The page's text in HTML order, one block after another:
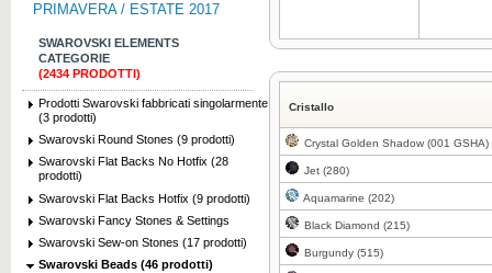
PRIMAVERA / ESTATE 2017
SWAROVSKI ELEMENTS
CATEGORIE
(2434 PRODOTTI)
Prodotti Swarovski fabbricati singolarmente
(3 prodotti)
Swarovski Round Stones (9 prodotti)
Swarovski Flat Backs No Hotfix (28
prodotti)
Swarovski Flat Backs Hotfix (9 prodotti)
Swarovski Fancy Stones & Settings
Swarovski Sew-on Stones (17 prodotti)
Swarovski Beads (46 prodotti)
Cristallo
Crystal Golden Shadow (001 GSHA)
Jet (280)
Aquamarine (202)
Black Diamond (215)
Burgundy (515)